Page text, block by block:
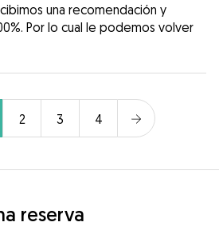
una recomendación y
Por lo cual le podemos volver
2 3 4
reserva